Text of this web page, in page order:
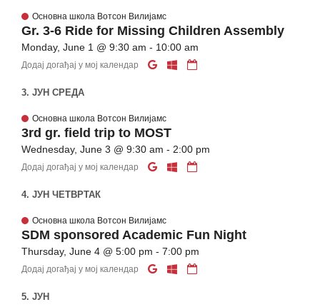
Основна школа Вотсон Вилијамс
Gr. 3-6 Ride for Missing Children Assembly
Monday, June 1 @ 9:30 am - 10:00 am
Додај догађај у мој календар
3. ЈУН СРЕДА
Основна школа Вотсон Вилијамс
3rd gr. field trip to MOST
Wednesday, June 3 @ 9:30 am - 2:00 pm
Додај догађај у мој календар
4. ЈУН ЧЕТВРТАК
Основна школа Вотсон Вилијамс
SDM sponsored Academic Fun Night
Thursday, June 4 @ 5:00 pm - 7:00 pm
Додај догађај у мој календар
5. ЈУН